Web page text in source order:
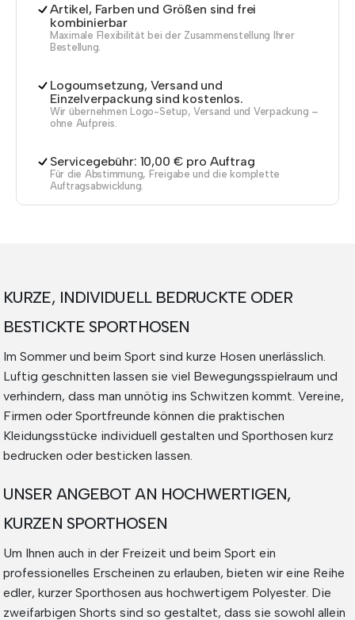
Artikel, Farben und Größen sind frei
kombinierbar
Maximale Flexibilität bei der Zusammenstellung Ihrer
Bestellung.
Logoumsetzung, Versand und
Einzelverpackung sind kostenlos.
Wir übernehmen Logo-Setup, Versand und Verpackung –
ohne Aufpreis.
Servicegebühr: 10,00 € pro Auftrag
Für die Abstimmung, Freigabe und die komplette
Auftragsabwicklung.
KURZE, INDIVIDUELL BEDRUCKTE ODER
BESTICKTE SPORTHOSEN
Im Sommer und beim Sport sind kurze Hosen unerlässlich.
Luftig geschnitten lassen sie viel Bewegungsspielraum und
verhindern, dass man unnötig ins Schwitzen kommt. Vereine,
Firmen oder Sportfreunde können die praktischen
Kleidungsstücke individuell gestalten und Sporthosen kurz
bedrucken oder besticken lassen.
UNSER ANGEBOT AN HOCHWERTIGEN,
KURZEN SPORTHOSEN
Um Ihnen auch in der Freizeit und beim Sport ein
professionelles Erscheinen zu erlauben, bieten wir eine Reihe
edler, kurzer Sporthosen aus hochwertigem Polyester. Die
zweifarbigen Shorts sind so gestaltet, dass sie sowohl allein